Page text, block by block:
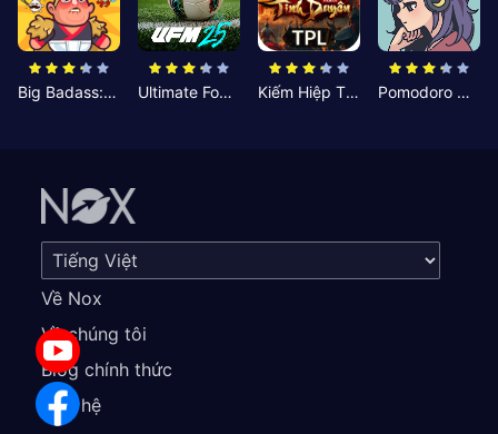
Big Badass: Game AFK Idle RPG Ultimate Football Manager Kiếm Hiệp Tình Duyên Pomodoro Nhỏ: Giờ Tập Trung
Về Nox
Về chúng tôi
Blog chính thức
Liên hệ